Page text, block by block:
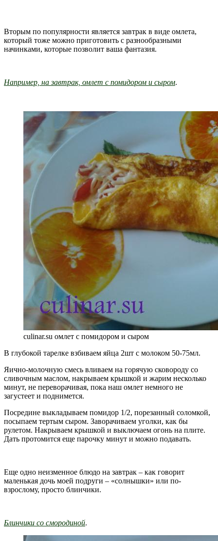
Вторым по популярности является завтрак в виде омлета,
который тоже можно приготовить с разнообразными
начинками, которые позволит ваша фантазия.
Например, на завтрак, омлет с помидором и сыром.
culinar.su омлет с помидором и сыром
В глубокой тарелке взбиваем яйца 2шт с молоком 50-75мл.
Яично-молочную смесь вливаем на горячую сковороду со
сливочным маслом, накрываем крышкой и жарим несколько
минут, не переворачивая, пока наш омлет немного не
загустеет и поднимется.
Посредине выкладываем помидор 1/2, порезанный соломкой,
посыпаем тертым сыром. Заворачиваем уголки, как бы
рулетом. Накрываем крышкой и выключаем огонь на плите.
Дать протомится еще парочку минут и можно подавать.
Еще одно неизменное блюдо на завтрак – как говорит
маленькая дочь моей подруги – «солнышки» или по-
взрослому, просто блинчики.
Блинчики со смородиной.